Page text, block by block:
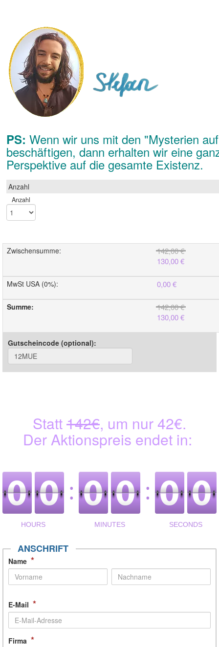
PS: Wenn wir uns mit den "Mysterien
beschäftigen, dann erhalten wir eine
Perspektive auf die gesamte Existenz.
Anzahl
Zwischensumme:
142,00 €
130,00 €
MwSt USA (0%): 0,00 €
Summe:
142,00 €
130,00 €
Gutscheincode (optional):
Statt142€, um nur 42€.
Der Aktionspreis endet in:
ANSCHRIFT
Name *
E-Mail *
Firma *